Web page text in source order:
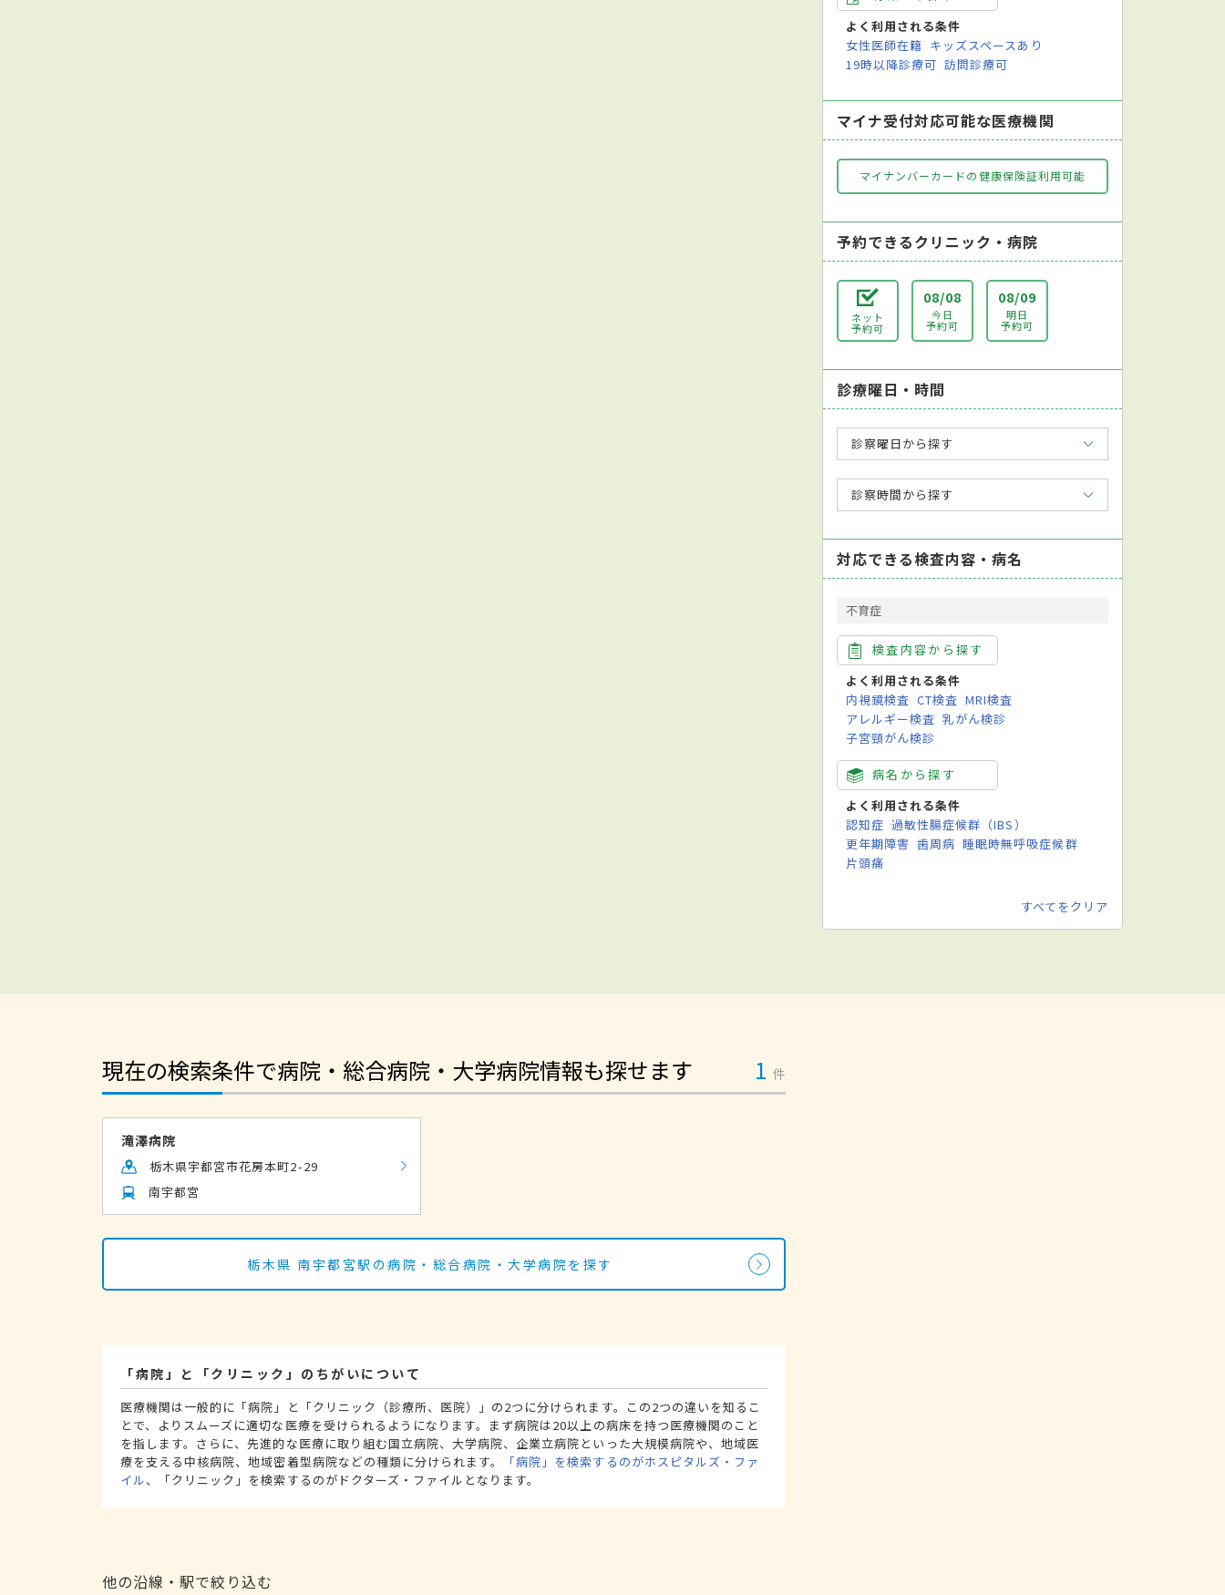
よく利用される条件
女性医師在籍 キッズスペースあり
19時以降診療可 訪問診療可
マイナ受付対応可能な医療機関
マイナンバーカードの健康保険証利用可能
予約できるクリニック・病院
ネット
予約可
08/08
今日
予約可
08/09
明日
予約可
診療曜日・時間
診察曜日から探す
診察時間から探す
対応できる検査内容・病名
不育症
検査内容から探す
よく利用される条件
内視鏡検査 CT検査 MRI検査
アレルギー検査 乳がん検診
子宮頸がん検診
病名から探す
よく利用される条件
認知症 過敏性腸症候群（IBS）
更年期障害 歯周病 睡眠時無呼吸症候群
片頭痛
すべてをクリア
現在の検索条件で病院・総合病院・大学病院情報も探せます 1 件
滝澤病院
栃木県宇都宮市花房本町2-29
南宇都宮
栃木県 南宇都宮駅の病院・総合病院・大学病院を探す
「病院」と「クリニック」のちがいについて
医療機関は一般的に「病院」と「クリニック（診療所、医院）」の2つに分けられます。この2つの違いを知るこ
とで、よりスムーズに適切な医療を受けられるようになります。まず病院は20以上の病床を持つ医療機関のこと
を指します。さらに、先進的な医療に取り組む国立病院、大学病院、企業立病院といった大規模病院や、地域医
療を支える中核病院、地域密着型病院などの種類に分けられます。
「病院」を検索するのがホスピタルズ・ファ
イル、「クリニック」を検索するのがドクターズ・ファイルとなります。
他の沿線・駅で絞り込む